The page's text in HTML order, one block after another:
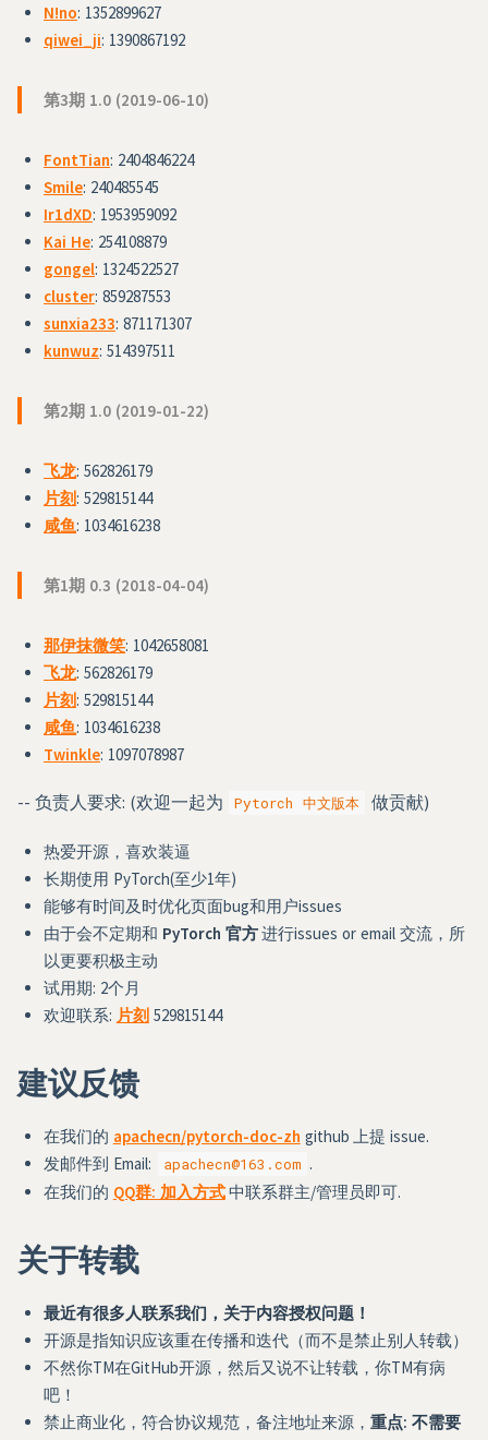
N!no: 1352899627
qiwei_ji: 1390867192
第3期 1.0 (2019-06-10)
FontTian: 2404846224
Smile: 240485545
Ir1dXD: 1953959092
Kai He: 254108879
gongel: 1324522527
cluster: 859287553
sunxia233: 871171307
kunwuz: 514397511
第2期 1.0 (2019-01-22)
飞龙: 562826179
片刻: 529815144
咸鱼: 1034616238
第1期 0.3 (2018-04-04)
那伊抹微笑: 1042658081
飞龙: 562826179
片刻: 529815144
咸鱼: 1034616238
Twinkle: 1097078987
-- 负责人要求: (欢迎一起为 Pytorch 中文版本 做贡献)
热爱开源，喜欢装逼
长期使用 PyTorch(至少1年)
能够有时间及时优化页面bug和用户issues
由于会不定期和 PyTorch 官方进行issues or email 交流，所
以更要积极主动
试用期: 2个月
欢迎联系: 片刻529815144
建议反馈
在我们的 apachecn/pytorch-doc-zh github 上提 issue.
发邮件到 Email:
apachecn@163.com .
在我们的 QQ群: 加入方式中联系群主/管理员即可.
关于转载
最近有很多人联系我们，关于内容授权问题！
开源是指知识应该重在传播和迭代（而不是禁止别人转载）
不然你TM在GitHub开源，然后又说不让转载，你TM有病
吧！
禁止商业化，符合协议规范，备注地址来源， 重点: 不需要